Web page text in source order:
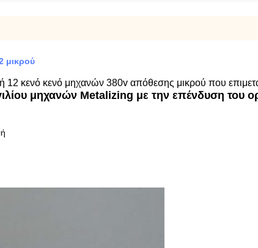
μικρού
12 κενό κενό μηχανών 380v απόθεσης μικρού που
μηχανών Metalizing με την επένδυση του